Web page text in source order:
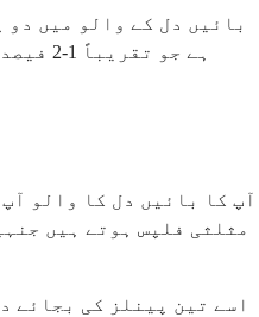
بائیں دل کے والو میں
ہے
آپ کا بائیں دل کا والو
مثلثی فلپس ہوتے ہیں
اسے تین پینلز کی بجائے